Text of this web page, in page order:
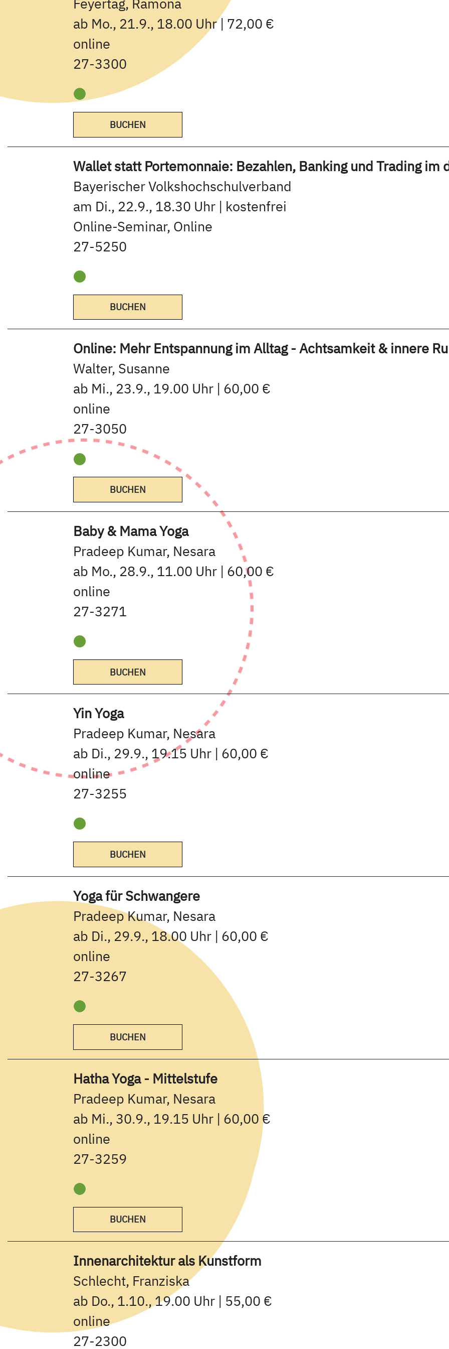
ab Mo., 21.9., 18.00 Uhr | 72,00 €
online
27-3300
BUCHEN
Wallet statt Portemonnaie: Bezahlen, Banking und Trading im
Bayerischer Volkshochschulverband
am Di., 22.9., 18.30 Uhr | kostenfrei
Online-Seminar, Online
27-5250
BUCHEN
Online: Mehr Entspannung im Alltag - Achtsamkeit & innere
Walter, Susanne
ab Mi., 23.9., 19.00 Uhr | 60,00 €
online
27-3050
BUCHEN
Baby & Mama Yoga
Pradeep Kumar, Nesara
ab Mo., 28.9., 11.00 Uhr | 60,00 €
online
27-3271
BUCHEN
Yin Yoga
Pradeep Kumar, Nesara
ab Di., 29.9., 19.15 Uhr | 60,00 €
online
27-3255
BUCHEN
Yoga für Schwangere
Pradeep Kumar, Nesara
ab Di., 29.9., 18.00 Uhr | 60,00 €
online
27-3267
BUCHEN
Hatha Yoga - Mittelstufe
Pradeep Kumar, Nesara
ab Mi., 30.9., 19.15 Uhr | 60,00 €
online
27-3259
BUCHEN
Innenarchitektur als Kunstform
Schlecht, Franziska
ab Do., 1.10., 19.00 Uhr | 55,00 €
online
27-2300